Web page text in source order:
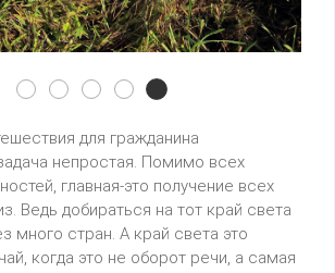
3y0z013y0z023y0z033y0z043y0z05
для гражданина
непростая. Помимо всех
главная-это получение всех
Ведь добираться на тот край света
много стран. А край света это
когда это не оборот речи, а самая